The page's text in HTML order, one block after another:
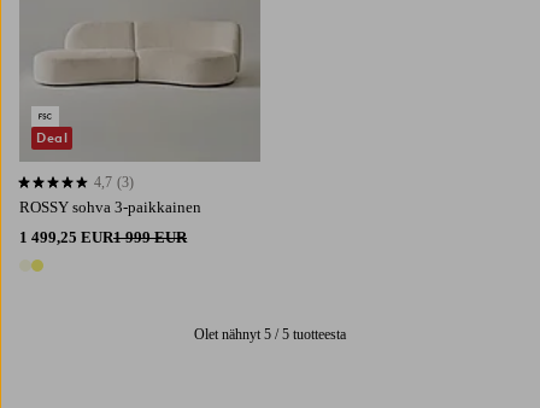
ROSSY sohva 3-paikkainen
1 499,25 EUR1 999 EUR
2 värejä
4,7 perustuen 3 arvosanaan
4,7 (3)
Deal
Olet nähnyt 5 / 5 tuotteesta